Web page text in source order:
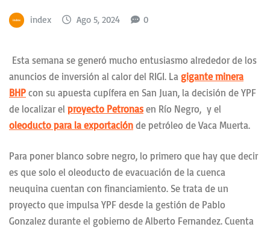
index Ago 5, 2024 0
Esta semana se generó mucho entusiasmo alrededor de los
anuncios de inversión al calor del RIGI. La gigante minera
BHP con su apuesta cupífera en San Juan, la decisión de YPF
de localizar el proyecto Petronas en Río Negro, y el
oleoducto para la exportación de petróleo de Vaca Muerta.
Para poner blanco sobre negro, lo primero que hay que decir
es que solo el oleoducto de evacuación de la cuenca
neuquina cuentan con financiamiento. Se trata de un
proyecto que impulsa YPF desde la gestión de Pablo
Gonzalez durante el gobierno de Alberto Fernandez. Cuenta